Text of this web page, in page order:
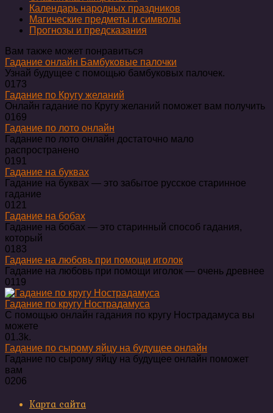
Календарь народных праздников
Магические предметы и символы
Прогнозы и предсказания
Вам также может понравиться
Гадание онлайн Бамбуковые палочки
Узнай будущее с помощью бамбуковых палочек.
0173
Гадание по Кругу желаний
Онлайн гадание по Кругу желаний поможет вам получить
0169
Гадание по лото онлайн
Гадание по лото онлайн достаточно мало
распространено
0191
Гадание на буквах
Гадание на буквах — это забытое русское старинное
гадание
0121
Гадание на бобах
Гадание на бобах — это старинный способ гадания,
который
0183
Гадание на любовь при помощи иголок
Гадание на любовь при помощи иголок — очень древнее
0119
Гадание по кругу Нострадамуса
С помощью онлайн гадания по кругу Нострадамуса вы
можете
01.3k.
Гадание по сырому яйцу на будущее онлайн
Гадание по сырому яйцу на будущее онлайн поможет
вам
0206
Карта сайта